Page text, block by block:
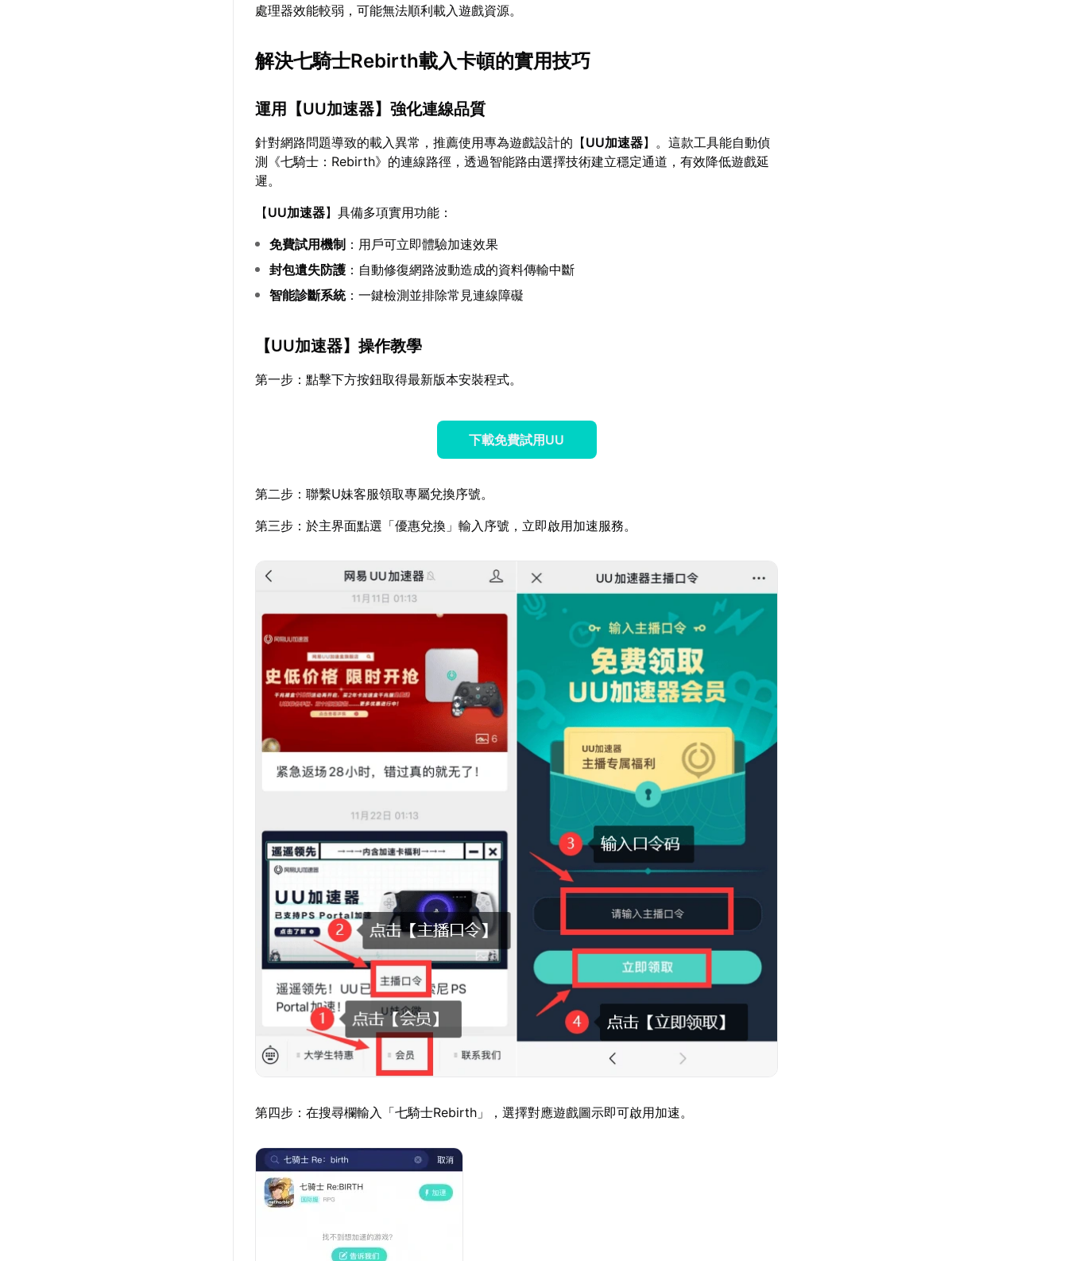
處理器效能較弱，可能無法順利載入遊戲資源。
解決七騎士Rebirth載入卡頓的實用技巧
運用【UU加速器】強化連線品質
針對網路問題導致的載入異常，推薦使用專為遊戲設計的【UU加速器】。這款工具能自動偵
測《七騎士：Rebirth》的連線路徑，透過智能路由選擇技術建立穩定通道，有效降低遊戲延
遲。
【UU加速器】具備多項實用功能：
免費試用機制 ：用戶可立即體驗加速效果
封包遺失防護 ：自動修復網路波動造成的資料傳輸中斷
智能診斷系統：一鍵檢測並排除常見連線障礙
【UU加速器】操作教學
第一步：點擊下方按鈕取得最新版本安裝程式。
下載免費試用UU
第二步：聯繫U妹客服領取專屬兌換序號。
第三步：於主界面點選「優惠兌換」輸入序號，立即啟用加速服務。
第四步：在搜尋欄輸入「七騎士Rebirth」，選擇對應遊戲圖示即可啟用加速。